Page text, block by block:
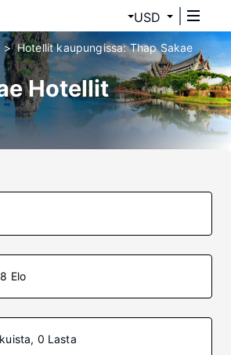
USD
Hotellit kaupungissa: Thap Sakae
Hotellit
Elo
0 Lasta